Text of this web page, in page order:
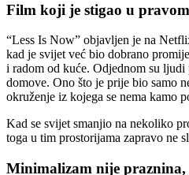
Film koji je stigao u
“Less Is Now” objavljen je na
kad je svijet već bio dobrano
i radom od kuće. Odjednom su
domove. Ono što je prije bio samo
okruženje iz kojega se nema kamo
Kad se svijet smanjio na nekoliko
toga u tim prostorijama zapravo ne
Minimalizam nije praznina,